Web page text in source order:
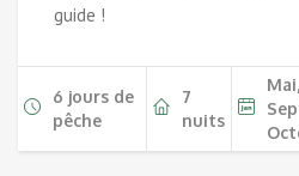
guide !
6 jours de
pêche
7
nuits